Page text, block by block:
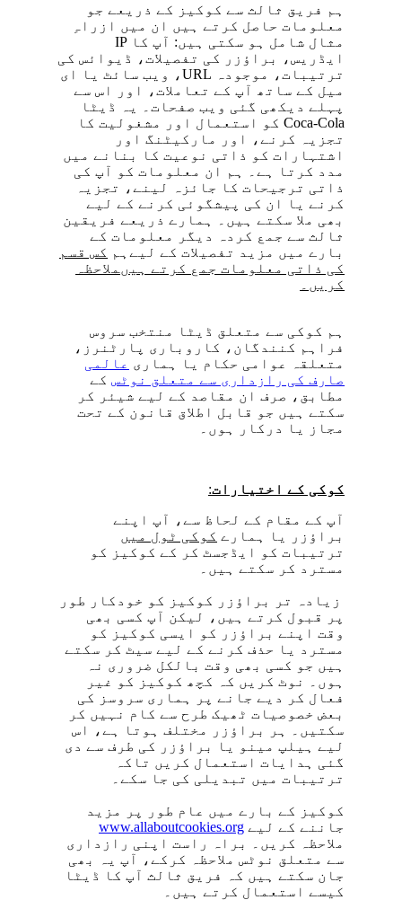
ہم فریق ثالث سے کوکیز کے ذریعے جو
معلومات حاصل کرتے ہیں ان میں ازراہِ
مثال شامل ہو سکتی ہیں: آپ کا IP
ایڈریس، براؤزر کی تفصیلات، ڈیوائس کی
ترتیبات، موجودہ URL، ویب سائٹ یا ای
میل کے ساتھ آپ کے تعاملات، اور اس سے
پہلے دیکھی گئی ویب صفحات۔ یہ ڈیٹا
Coca-Cola کو استعمال اور مشغولیت کا
تجزیہ کرنے، اور مارکیٹنگ اور
اشتہارات کو ذاتی نوعیت کا بنانے میں
مدد کرتا ہے۔ ہم ان معلومات کو آپ کی
ذاتی ترجیحات کا جائزہ لینے، تجزیہ
کرنے یا ان کی پیشگوئی کرنے کے لیے
بھی ملا سکتے ہیں۔ ہمارے ذریعے فریقین
ثالث سے جمع کردہ دیگر معلومات کے
بارے میں مزید تفصیلات کے لیےہم کس قسم
کی ذاتی معلومات جمع کرتے ہیںملاحظہ
کریں۔
ہم کوکی سے متعلق ڈیٹا منتخب سروس
فراہم کنندگان، کاروباری پارٹنرز،
متعلقہ عوامی حکام یا ہماری عالمی
صارف کی رازداری سے متعلق نوٹس کے
مطابق، صرف ان مقاصد کے لیے شیئر کر
سکتے ہیں جو قابل اطلاق قانون کے تحت
مجاز یا درکار ہوں۔
کوکی کے اختیارات:
آپ کے مقام کے لحاظ سے، آپ اپنے
براؤزر یا ہمارے کوکی ٹول میں
ترتیبات کو ایڈجسٹ کر کے کوکیز کو
مسترد کر سکتے ہیں۔
زیادہ تر براؤزر کوکیز کو خودکار طور
پر قبول کرتے ہیں، لیکن آپ کسی بھی
وقت اپنے براؤزر کو ایسی کوکیز کو
مسترد یا حذف کرنے کے لیے سیٹ کر سکتے
ہیں جو کسی بھی وقت بالکل ضروری نہ
ہوں۔ نوٹ کریں کہ کچھ کوکیز کو غیر
فعال کر دیے جانے پر ہماری سروسز کی
بعض خصوصیات ٹھیک طرح سے کام نہیں کر
سکتیں۔ ہر براؤزر مختلف ہوتا ہے، اس
لیے ہیلپ مینو یا براؤزر کی طرف سے دی
گئی ہدایات استعمال کریں تاکہ
ترتیبات میں تبدیلی کی جا سکے۔
کوکیز کے بارے میں عام طور پر مزید
جاننے کے لیے www.allaboutcookies.org
ملاحظہ کریں۔ براہ راست اپنی رازداری
سے متعلق نوٹس ملاحظہ کرکے، آپ یہ بھی
جان سکتے ہیں کہ فریق ثالث آپ کا ڈیٹا
کیسے استعمال کرتے ہیں۔